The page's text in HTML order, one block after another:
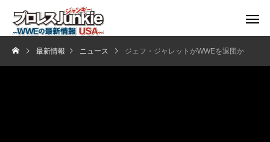
最新情報 ニュース ジェフ・ジャレットがWWEを退団か